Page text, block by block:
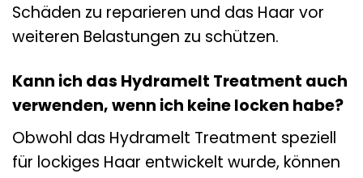
Schäden zu reparieren und das Haar vor
weiteren Belastungen zu schützen.
Kann ich das Hydramelt Treatment auch
verwenden, wenn ich keine locken habe?
Obwohl das Hydramelt Treatment speziell
für lockiges Haar entwickelt wurde, können